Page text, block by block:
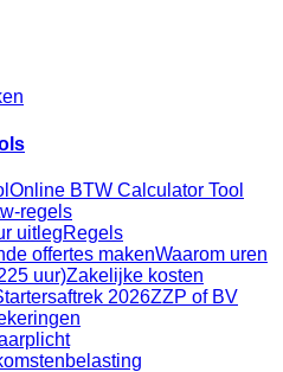
Online BTW Calculator Tool
regels
uitlegRegels
offertes makenWaarom uren
uur)Zakelijke kosten
2026ZZP of BV